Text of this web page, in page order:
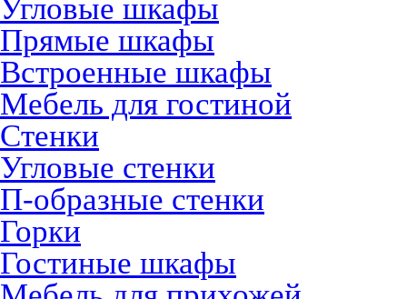
Угловые шкафы
Прямые шкафы
Встроенные шкафы
Мебель для гостиной
Стенки
Угловые стенки
П-образные стенки
Горки
Гостиные шкафы